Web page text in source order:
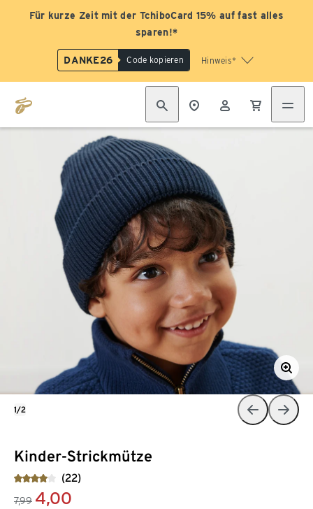
Für kurze Zeit mit der TchiboCard 15% auf fast alles
sparen!*
DANKE26 Code kopieren Hinweis*
Kinder-Strickmütze
(22)
7,99 4,00
1/2